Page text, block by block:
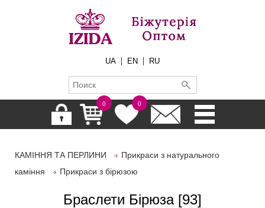
UA | EN | RU
0
0
КАМІННЯ ТА ПЕРЛИНИ
Прикраси з натурального
каміння
Прикраси з бірюзою
Браслети Бірюза[93]